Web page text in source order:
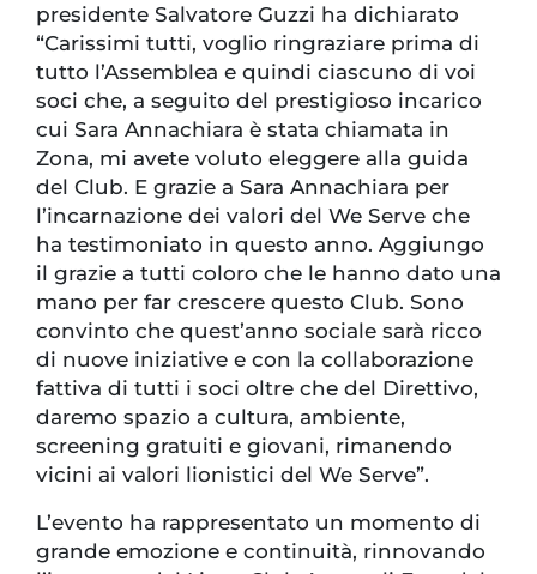
presidente Salvatore Guzzi ha dichiarato
“Carissimi tutti, voglio ringraziare prima di
tutto l’Assemblea e quindi ciascuno di voi
soci che, a seguito del prestigioso incarico
cui Sara Annachiara è stata chiamata in
Zona, mi avete voluto eleggere alla guida
del Club. E grazie a Sara Annachiara per
l’incarnazione dei valori del We Serve che
ha testimoniato in questo anno. Aggiungo
il grazie a tutti coloro che le hanno dato una
mano per far crescere questo Club. Sono
convinto che quest’anno sociale sarà ricco
di nuove iniziative e con la collaborazione
fattiva di tutti i soci oltre che del Direttivo,
daremo spazio a cultura, ambiente,
screening gratuiti e giovani, rimanendo
vicini ai valori lionistici del We Serve”.
L’evento ha rappresentato un momento di
grande emozione e continuità, rinnovando